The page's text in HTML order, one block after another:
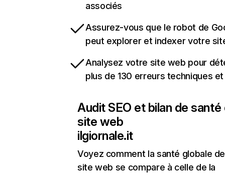
associés
Assurez-vous que le robot de
peut explorer et indexer votre
Analysez votre site web pour
plus de 130 erreurs techniques et
Audit SEO et bilan de santé
site web
ilgiornale.it
Voyez comment la santé globale
site web se compare à celle de la